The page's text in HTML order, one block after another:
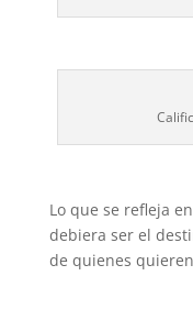
Lo que se refleja
debiera ser el
de quienes